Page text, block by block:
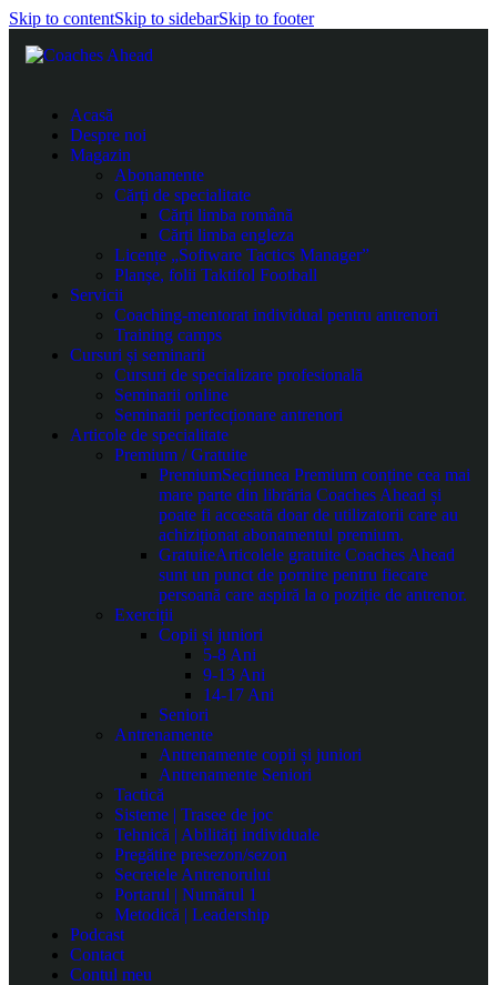
Skip to contentSkip to sidebarSkip to footer
Acasă
Despre noi
Magazin
Abonamente
Cărți de specialitate
Cărți limba română
Cărți limba engleza
Licențe „Software Tactics Manager”
Planșe, folii Taktifol Football
Servicii
Coaching-mentorat individual pentru antrenori
Training camps
Cursuri și seminarii
Cursuri de specializare profesională
Seminarii online
Seminarii perfecționare antrenori
Articole de specialitate
Premium / Gratuite
PremiumSecțiunea Premium conține cea mai
mare parte din librăria Coaches Ahead și
poate fi accesată doar de utilizatorii care au
achiziționat abonamentul premium.
GratuiteArticolele gratuite Coaches Ahead
sunt un punct de pornire pentru fiecare
persoană care aspiră la o poziție de antrenor.
Exerciții
Copii și juniori
5-8 Ani
9-13 Ani
14-17 Ani
Seniori
Antrenamente
Antrenamente copii și juniori
Antrenamente Seniori
Tactică
Sisteme | Trasee de joc
Tehnică | Abilități individuale
Pregătire presezon/sezon
Secretele Antrenorului
Portarul | Numărul 1
Metodică | Leadership
Podcast
Contact
Contul meu